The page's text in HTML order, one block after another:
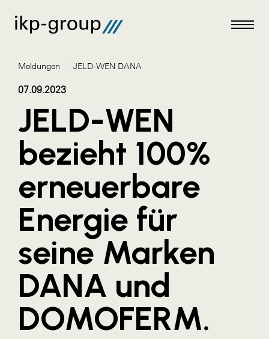
Meldungen
AKTUELLES
ALEX Krems
Amazon Web Services
Artweger
AustroCel Hallein
Blaguss
Bundesverband Sonnenschutztechnik
Cineplexx
Meldungen / JELD-WEN DANA
07.09.2023
JELD-WEN
bezieht 100%
erneuerbare
Energie für
seine Marken
DANA und
DOMOFERM.